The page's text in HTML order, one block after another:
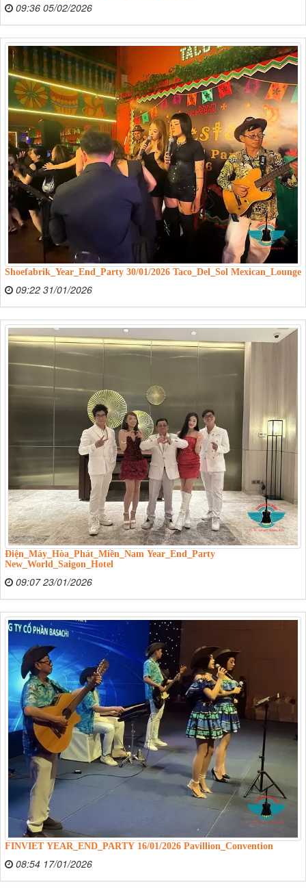
09:36 05/02/2026
Shoefabrik_Year_End_Party 30/01/2026 Taco_Del_Sol Mexican_Lounge
09:22 31/01/2026
Điện_Máy_Hòa_Phát_Miền_Nam Year_End_Party
New_World_Saigon_Hotel
09:07 23/01/2026
FINVIET YEAR_END_PARTY 16/01/2026 Pavillion_Convention
08:54 17/01/2026